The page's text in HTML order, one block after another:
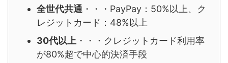
全世代共通 ・・・PayPay：50%以上、ク
レジットカード：48%以上
30代以上 ・・・クレジットカード利用率
が80%超で中心的決済手段